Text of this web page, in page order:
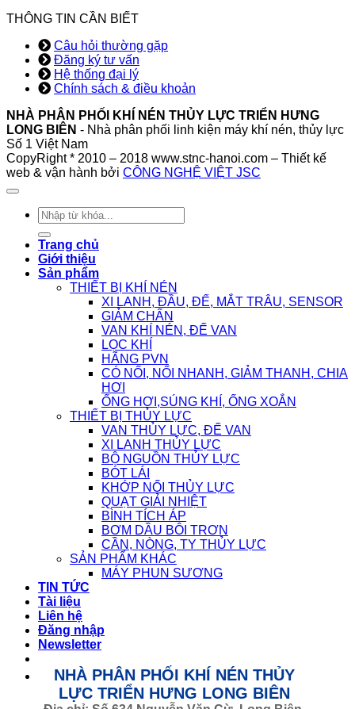
THÔNG TIN CẦN BIẾT
Câu hỏi thường gặp
Đăng ký tư vấn
Hệ thống đại lý
Chính sách & điều khoản
NHÀ PHÂN PHỐI KHÍ NÉN THỦY LỰC TRIỂN HƯNG
LONG BIÊN - Nhà phân phối linh kiện máy khí nén, thủy lực
Số 1 Việt Nam
CopyRight * 2010 – 2018 www.stnc-hanoi.com – Thiết kế
web & vận hành bởi CÔNG NGHỆ VIỆT JSC
Tìm
kiếm:
Trang chủ
Giới thiệu
Sản phẩm
THIẾT BỊ KHÍ NÉN
XI LANH, ĐẦU, ĐẾ, MẮT TRÂU, SENSOR
GIẢM CHẤN
VAN KHÍ NÉN, ĐẾ VAN
LỌC KHÍ
HÃNG PVN
CÓ NỐI, NỐI NHANH, GIẢM THANH, CHIA
HƠI
ỐNG HƠI,SÚNG KHÍ, ỐNG XOẮN
THIẾT BỊ THỦY LỰC
VAN THỦY LỰC, ĐẾ VAN
XI LANH THỦY LỰC
BỘ NGUỒN THỦY LỰC
BÓT LÁI
KHỚP NỐI THỦY LỰC
QUẠT GIẢI NHIỆT
BÌNH TÍCH ÁP
BƠM DẦU BÔI TRƠN
CẦN, NÒNG, TY THỦY LỰC
SẢN PHẨM KHÁC
MÁY PHUN SƯƠNG
TIN TỨC
Tài liệu
Liên hệ
Đăng nhập
Newsletter
NHÀ PHÂN PHỐI KHÍ NÉN THỦY
LỰC TRIỂN HƯNG LONG BIÊN